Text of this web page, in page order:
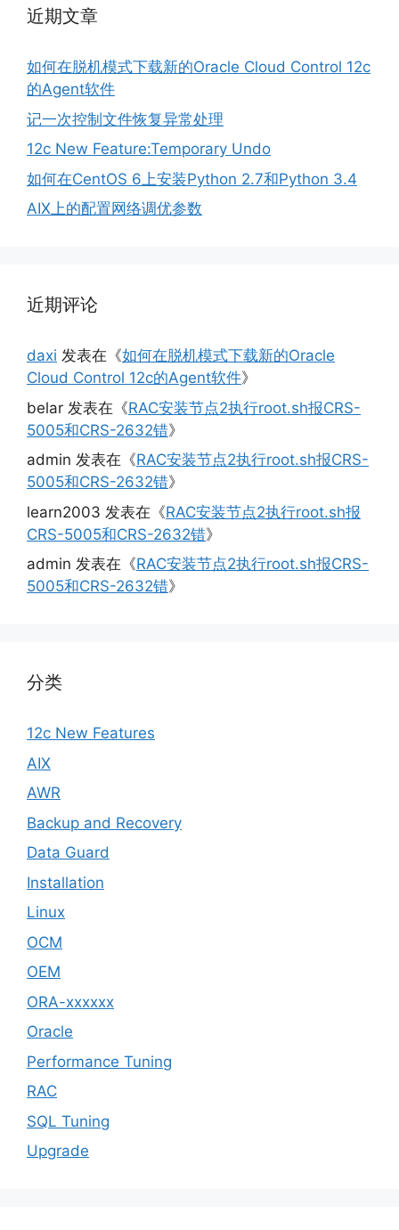
近期文章
如何在脱机模式下载新的Oracle Cloud Control 12c
的Agent软件
记一次控制文件恢复异常处理
12c New Feature:Temporary Undo
如何在CentOS 6上安装Python 2.7和Python 3.4
AIX上的配置网络调优参数
近期评论
daxi 发表在《如何在脱机模式下载新的Oracle
Cloud Control 12c的Agent软件》
belar 发表在《RAC安装节点2执行root.sh报CRS-
5005和CRS-2632错》
admin 发表在《RAC安装节点2执行root.sh报CRS-
5005和CRS-2632错》
learn2003 发表在《RAC安装节点2执行root.sh报
CRS-5005和CRS-2632错》
admin 发表在《RAC安装节点2执行root.sh报CRS-
5005和CRS-2632错》
分类
12c New Features
AIX
AWR
Backup and Recovery
Data Guard
Installation
Linux
OCM
OEM
ORA-xxxxxx
Oracle
Performance Tuning
RAC
SQL Tuning
Upgrade